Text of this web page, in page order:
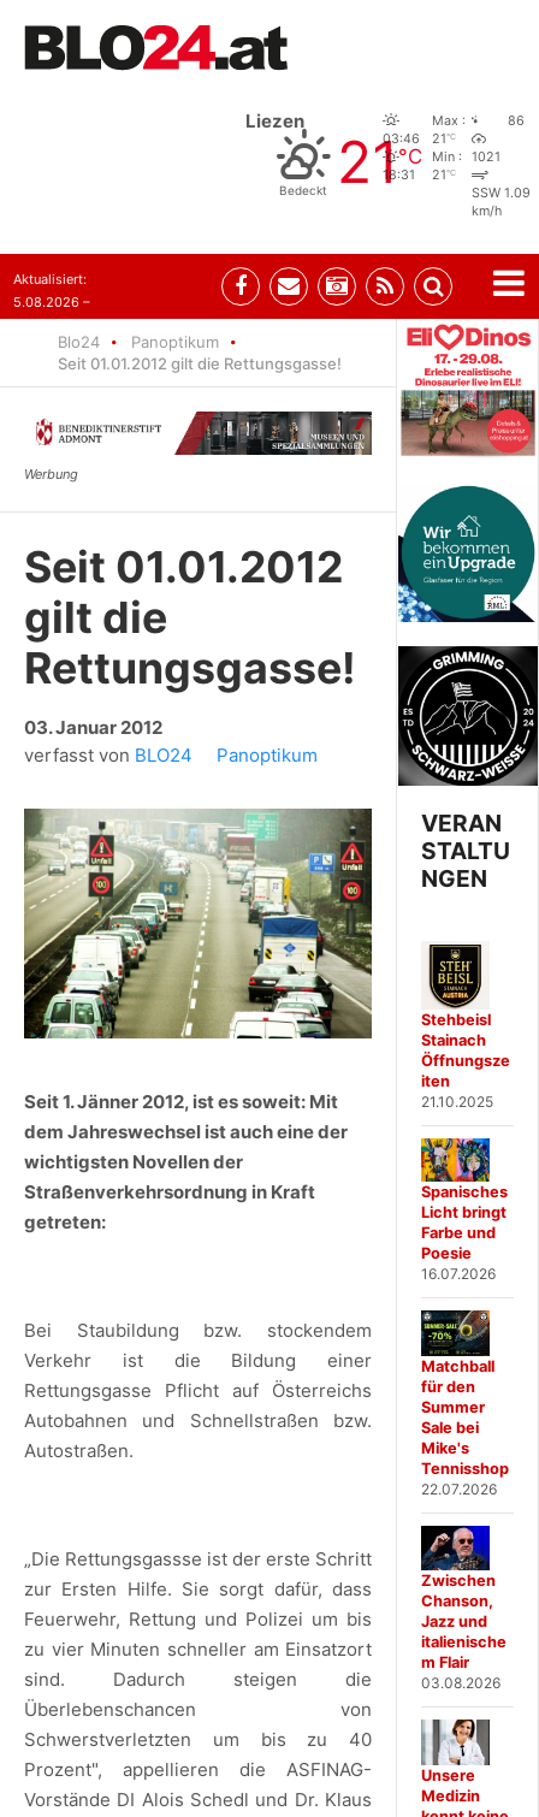
Liezen
Bedeckt 21°C
03:46
18:31
Max :
21°C
Min :
21°C
86
1021
SSW 1.09
km/h
Aktualisiert:
5.08.2026 –
Blo24
Panoptikum
Seit 01.01.2012 gilt die Rettungsgasse!
Seit 01.01.2012
gilt die
Rettungsgasse!
03. Januar 2012
verfasst von BLO24 Panoptikum
Seit 1. Jänner 2012, ist es soweit: Mit
dem Jahreswechsel ist auch eine der
wichtigsten Novellen der
Straßenverkehrsordnung in Kraft
getreten:
Bei Staubildung bzw. stockendem
Verkehr ist die Bildung einer
Rettungsgasse Pflicht auf Österreichs
Autobahnen und Schnellstraßen bzw.
Autostraßen.
„Die Rettungsgassse ist der erste Schritt
zur Ersten Hilfe. Sie sorgt dafür, dass
Feuerwehr, Rettung und Polizei um bis
zu vier Minuten schneller am Einsatzort
sind. Dadurch steigen die
Überlebenschancen von
Schwerstverletzten um bis zu 40
Prozent", appellieren die ASFINAG-
Vorstände DI Alois Schedl und Dr. Klaus
VERAN
STALTU
NGEN
Stehbeisl
Stainach
Öffnungsze
iten
21.10.2025
Spanisches
Licht bringt
Farbe und
Poesie
16.07.2026
Matchball
für den
Summer
Sale bei
Mike's
Tennisshop
22.07.2026
Zwischen
Chanson,
Jazz und
italienische
m Flair
03.08.2026
Unsere
Medizin